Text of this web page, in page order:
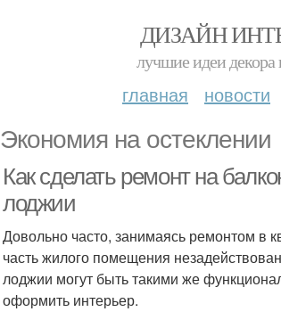
ДИЗАЙН
лучшие идеи декора
главная новости
Экономия на остеклении
Как сделать ремонт на
лоджии
Довольно часто, занимаясь ремонтом в
часть жилого помещения
лоджии могут быть такими же
оформить интерьер.